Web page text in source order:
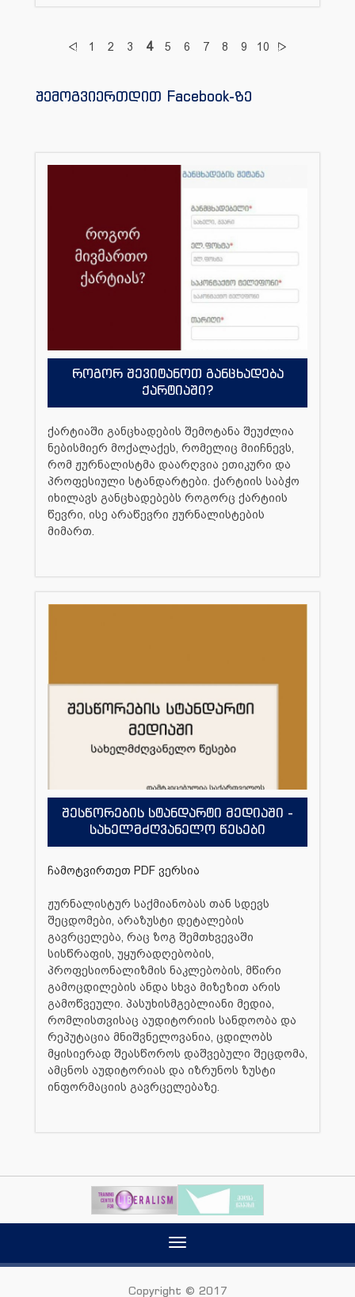
1 2 3 4 5 6 7 8 9 10
შემოგვიერთდით Facebook-ზე
როგორ შევიტანოთ განცხადება
ქარტიაში?
ქარტიაში განცხადების შემოტანა შეუძლია
ნებისმიერ მოქალაქეს, რომელიც მიიჩნევს,
რომ ჟურნალისტმა დაარღვია ეთიკური და
პროფესიული სტანდარტები. ქარტიის საბჭო
იხილავს განცხადებებს როგორც ქარტიის
წევრი, ისე არაწევრი ჟურნალისტების
მიმართ.
შესწორების სტანდარტი მედიაში -
სახელმძღვანელო წესები
ჩამოტვირთეთ PDF ვერსია
ჟურნალისტურ საქმიანობას თან სდევს
შეცდომები, არაზუსტი დეტალების
გავრცელება, რაც ზოგ შემთხვევაში
სისწრაფის, უყურადღებობის,
პროფესიონალიზმის ნაკლებობის, მწირი
გამოცდილების ანდა სხვა მიზეზით არის
გამოწვეული. პასუხისმგებლიანი მედია,
რომლისთვისაც აუდიტორიის სანდოობა და
რეპუტაცია მნიშვნელოვანია, ცდილობს
მყისიერად შეასწოროს დაშვებული შეცდომა,
ამცნოს აუდიტორიას და იზრუნოს ზუსტი
ინფორმაციის გავრცელებაზე.
Toggle
Copyright © 2017